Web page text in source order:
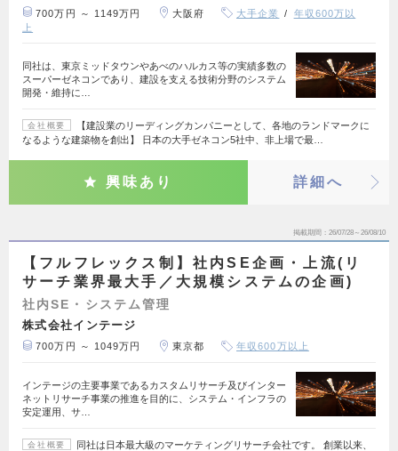
700万円 ～ 1149万円 大阪府 大手企業
年収600万以
上
同社は、東京ミッドタウンやあべのハルカス等の実績多数の
スーパーゼネコンであり、建設を支える技術分野のシステム
開発・維持に…
会社概要
【建設業のリーディングカンパニーとして、各地のランドマークに
なるような建築物を創出】 日本の大手ゼネコン5社中、非上場で最…
興味あり 詳細へ
掲載期間 26/07/28～26/08/10
【フルフレックス制】社内SE企画・上流(リ
サーチ業界最大手／大規模システムの企画)
社内SE・システム管理
株式会社インテージ
700万円 ～ 1049万円 東京都 年収600万以上
インテージの主要事業であるカスタムリサーチ及びインター
ネットリサーチ事業の推進を目的に、システム・インフラの
安定運用、サ…
会社概要
同社は日本最大級のマーケティングリサーチ会社です。 創業以来、